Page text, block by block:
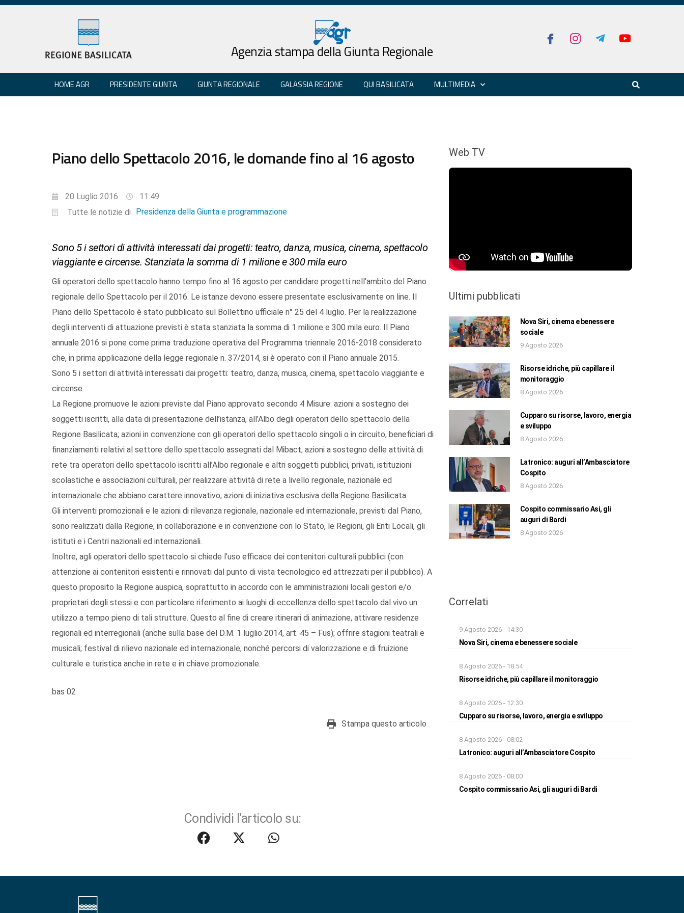
Agenzia stampa della Giunta Regionale
HOME AGR PRESIDENTE GIUNTA GIUNTA REGIONALE GALASSIA REGIONE QUI BASILICATA MULTIMEDIA
Piano dello Spettacolo 2016, le domande fino al 16 agosto
20 Luglio 2016
11:49
Tutte le notizie di
Presidenza della Giunta e programmazione
Sono 5 i settori di attività interessati dai progetti: teatro, danza, musica, cinema, spettacolo
viaggiante e circense. Stanziata la somma di 1 milione e 300 mila euro
Gli operatori dello spettacolo hanno tempo fino al 16 agosto per candidare progetti nell’ambito del Piano
regionale dello Spettacolo per il 2016. Le istanze devono essere presentate esclusivamente on line. Il
Piano dello Spettacolo è stato pubblicato sul Bollettino ufficiale n° 25 del 4 luglio. Per la realizzazione
degli interventi di attuazione previsti è stata stanziata la somma di 1 milione e 300 mila euro. Il Piano
annuale 2016 si pone come prima traduzione operativa del Programma triennale 2016-2018 considerato
che, in prima applicazione della legge regionale n. 37/2014, si è operato con il Piano annuale 2015.
Sono 5 i settori di attività interessati dai progetti: teatro, danza, musica, cinema, spettacolo viaggiante e
circense.
La Regione promuove le azioni previste dal Piano approvato secondo 4 Misure: azioni a sostegno dei
soggetti iscritti, alla data di presentazione dell’istanza, all’Albo degli operatori dello spettacolo della
Regione Basilicata; azioni in convenzione con gli operatori dello spettacolo singoli o in circuito, beneficiari di
finanziamenti relativi al settore dello spettacolo assegnati dal Mibact; azioni a sostegno delle attività di
rete tra operatori dello spettacolo iscritti all’Albo regionale e altri soggetti pubblici, privati, istituzioni
scolastiche e associazioni culturali, per realizzare attività di rete a livello regionale, nazionale ed
internazionale che abbiano carattere innovativo; azioni di iniziativa esclusiva della Regione Basilicata.
Gli interventi promozionali e le azioni di rilevanza regionale, nazionale ed internazionale, previsti dal Piano,
sono realizzati dalla Regione, in collaborazione e in convenzione con lo Stato, le Regioni, gli Enti Locali, gli
istituti e i Centri nazionali ed internazionali.
Inoltre, agli operatori dello spettacolo si chiede l’uso efficace dei contenitori culturali pubblici (con
attenzione ai contenitori esistenti e rinnovati dal punto di vista tecnologico ed attrezzati per il pubblico). A
questo proposito la Regione auspica, soprattutto in accordo con le amministrazioni locali gestori e/o
proprietari degli stessi e con particolare riferimento ai luoghi di eccellenza dello spettacolo dal vivo un
utilizzo a tempo pieno di tali strutture. Questo al fine di creare itinerari di animazione, attivare residenze
regionali ed interregionali (anche sulla base del D.M. 1 luglio 2014, art. 45 – Fus); offrire stagioni teatrali e
musicali; festival di rilievo nazionale ed internazionale; nonché percorsi di valorizzazione e di fruizione
culturale e turistica anche in rete e in chiave promozionale.
bas 02
Stampa questo articolo
Condividi l'articolo su:
Web TV
Ultimi pubblicati
Nova Siri, cinema e benessere
sociale
9 Agosto 2026
Risorse idriche, più capillare il
monitoraggio
8 Agosto 2026
Cupparo su risorse, lavoro, energia
e sviluppo
8 Agosto 2026
Latronico: auguri all’Ambasciatore
Cospito
8 Agosto 2026
Cospito commissario Asi, gli
auguri di Bardi
8 Agosto 2026
Correlati
9 Agosto 2026 - 14:30
Nova Siri, cinema e benessere sociale
8 Agosto 2026 - 18:54
Risorse idriche, più capillare il monitoraggio
8 Agosto 2026 - 12:30
Cupparo su risorse, lavoro, energia e sviluppo
8 Agosto 2026 - 08:02
Latronico: auguri all’Ambasciatore Cospito
8 Agosto 2026 - 08:00
Cospito commissario Asi, gli auguri di Bardi